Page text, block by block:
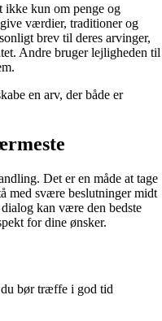
ikke kun om penge og
værdier, traditioner og
brev til deres arvinger,
Andre bruger lejligheden til
en arv, der både er
Det er en måde at tage
med svære beslutninger midt
kan være den bedste
for dine ønsker.
bør træffe i god tid